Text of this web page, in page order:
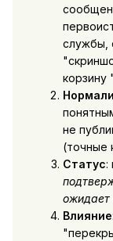
службы,
не
(точные
Статус:
ожидает
Влияние